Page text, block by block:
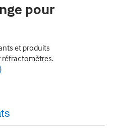
pour
et produits
réfractomètres.